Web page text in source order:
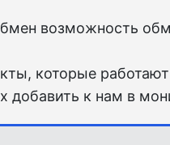
возможность
которые
добавить к нам в